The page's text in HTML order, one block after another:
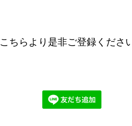
こちらより是非ご登録くださ